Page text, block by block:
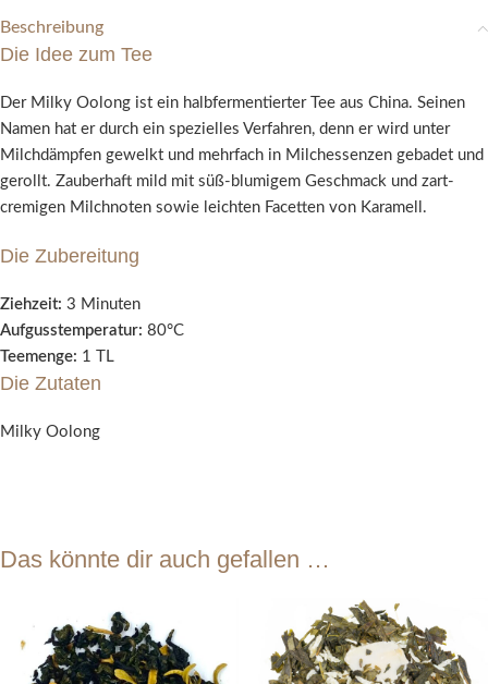
Beschreibung
Die Idee zum Tee
Der Milky Oolong ist ein halbfermentierter Tee aus China. Seinen
Namen hat er durch ein spezielles Verfahren, denn er wird unter
Milchdämpfen gewelkt und mehrfach in Milchessenzen gebadet und
gerollt. Zauberhaft mild mit süß-blumigem Geschmack und zart-
cremigen Milchnoten sowie leichten Facetten von Karamell.
Die Zubereitung
Ziehzeit: 3 Minuten
Aufgusstemperatur: 80°C
Teemenge: 1 TL
Die Zutaten
Milky Oolong
Das könnte dir auch gefallen …